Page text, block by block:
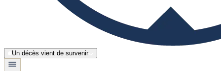
Un décès vient de survenir